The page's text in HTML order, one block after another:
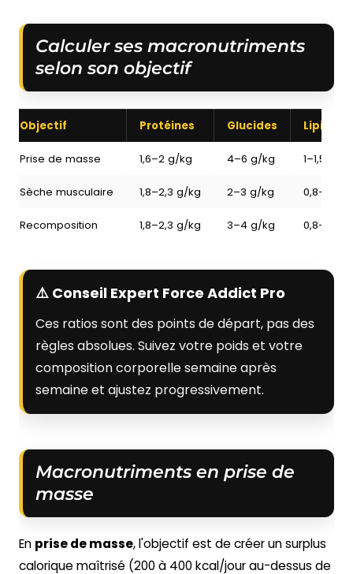
Calculer ses macronutriments
selon son objectif
Objectif Protéines Glucides Lipides
Prise de masse 1,6–2 g/kg 4–6 g/kg 1–1,5 g/kg
Sèche musculaire 1,8–2,3 g/kg 2–3 g/kg 0,8–1 g/
Recomposition 1,8–2,3 g/kg 3–4 g/kg 0,8–1,2
⚠️ Conseil Expert Force Addict Pro
Ces ratios sont des points de départ, pas des
règles absolues. Suivez votre poids et votre
composition corporelle semaine après
semaine et ajustez progressivement.
Macronutriments en prise de
masse
En prise de masse, l'objectif est de créer un surplus
calorique maîtrisé (200 à 400 kcal/jour au-dessus de